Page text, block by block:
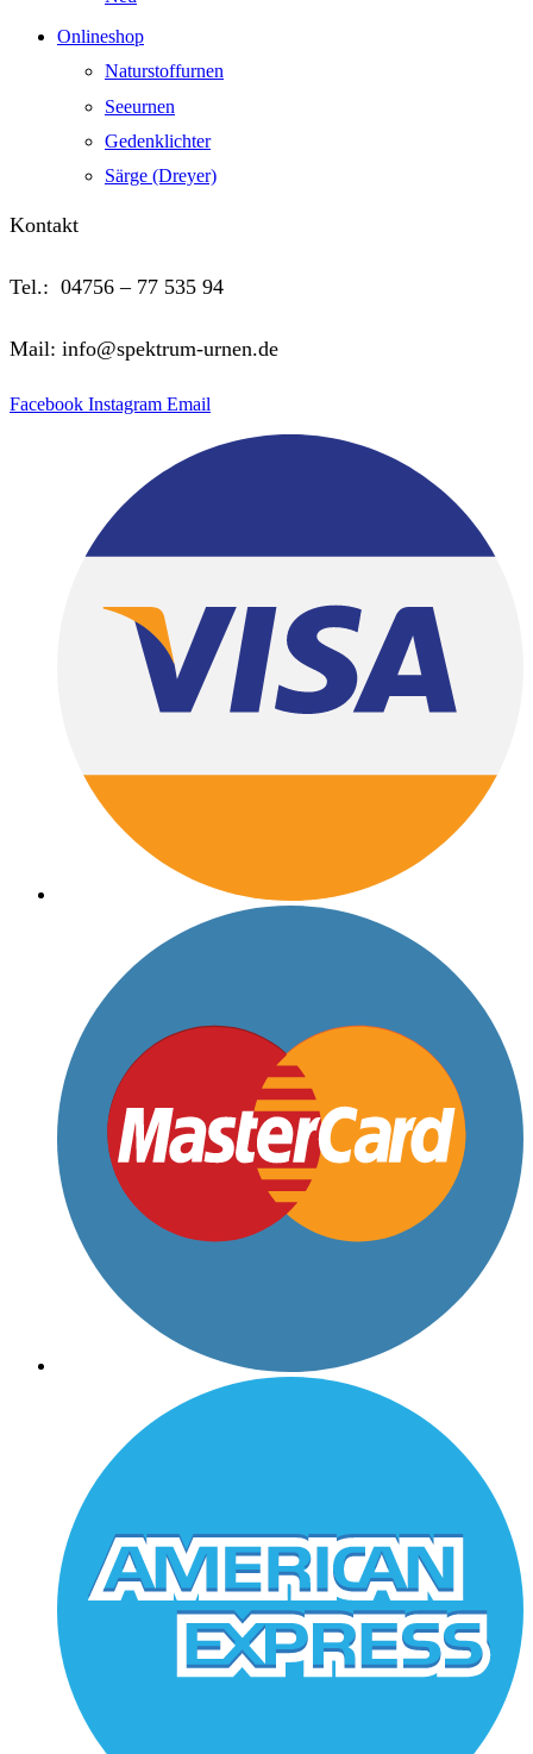
Onlineshop
Naturstoffurnen
Seeurnen
Gedenklichter
Särge (Dreyer)
Kontakt
Tel.: 04756 – 77 535 94
Mail: info@spektrum-urnen.de
Facebook Instagram Email